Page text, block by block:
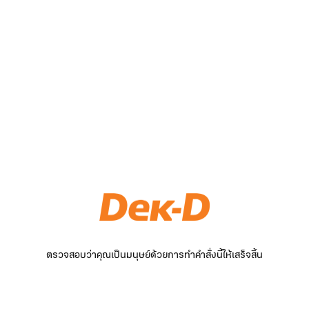
ตรวจสอบว่าคุณเป็นมนุษย์ด้วยการทำคำสั่งนี้ให้เสร็จสิ้น